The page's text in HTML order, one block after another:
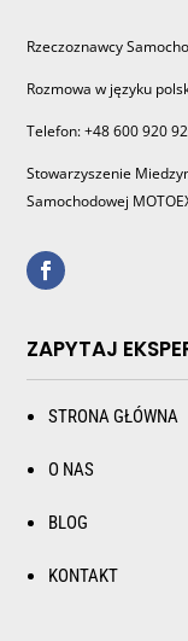
Rzeczoznawcy
Rozmowa w języku
Telefon: +48 600 920
Stowarzyszenie
Samochodowej
ZAPYTAJ
STRONA GŁÓWNA
O NAS
BLOG
KONTAKT